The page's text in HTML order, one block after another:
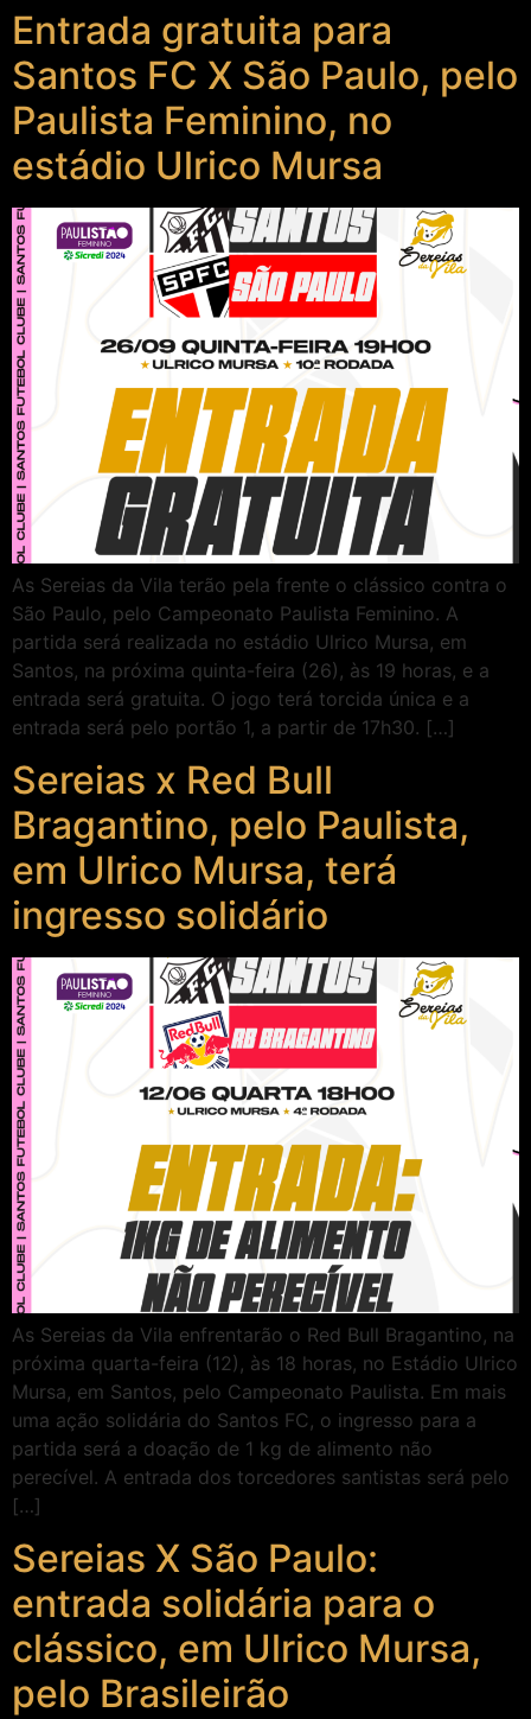
Entrada gratuita para
Santos FC X São Paulo, pelo
Paulista Feminino, no
estádio Ulrico Mursa
As Sereias da Vila terão pela frente o clássico contra o
São Paulo, pelo Campeonato Paulista Feminino. A
partida será realizada no estádio Ulrico Mursa, em
Santos, na próxima quinta-feira (26), às 19 horas, e a
entrada será gratuita. O jogo terá torcida única e a
entrada será pelo portão 1, a partir de 17h30. […]
Sereias x Red Bull
Bragantino, pelo Paulista,
em Ulrico Mursa, terá
ingresso solidário
As Sereias da Vila enfrentarão o Red Bull Bragantino, na
próxima quarta-feira (12), às 18 horas, no Estádio Ulrico
Mursa, em Santos, pelo Campeonato Paulista. Em mais
uma ação solidária do Santos FC, o ingresso para a
partida será a doação de 1 kg de alimento não
perecível. A entrada dos torcedores santistas será pelo
[…]
Sereias X São Paulo:
entrada solidária para o
clássico, em Ulrico Mursa,
pelo Brasileirão